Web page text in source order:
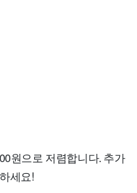
원으로 저렴합니다. 추가
세요!